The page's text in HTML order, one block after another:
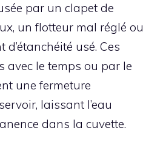
par un clapet de
un flotteur mal réglé ou
usé. Ces
avec le temps ou par le
une fermeture
laissant l’eau
dans la cuvette.